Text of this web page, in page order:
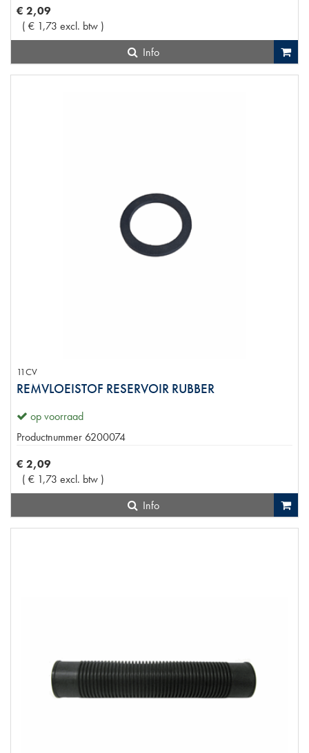
€ 2,09
( € 1,73 excl. btw )
Info
11CV
REMVLOEISTOF RESERVOIR RUBBER
op voorraad
Productnummer 6200074
€ 2,09
( € 1,73 excl. btw )
Info